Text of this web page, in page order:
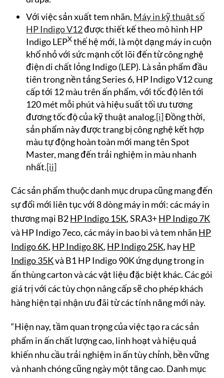
Với việc sản xuất tem nhãn, Máy in kỹ thuật số
HP Indigo V12được thiết kế theo mô hình HP
Indigo LEPXthế hệ mới, là một dạng máy in cuộn
khổ nhỏ với sức mạnh cốt lõi đến từ công nghệ
điện di chất lỏng Indigo (LEP). Là sản phẩm đầu
tiên trong nền tảng Series 6, HP Indigo V12 cung
cấp tới 12 màu trên ấn phẩm, với tốc độ lên tới
120 mét mỗi phút và hiệu suất tối ưu tương
đương tốc độ của kỹ thuật analog.[i]Đồng thời,
sản phẩm này được trang bị công nghệ kết hợp
màu tự động hoàn toàn mới mang tên Spot
Master, mang đến trải nghiệm in màu nhanh
nhất.[ii]
Các sản phẩm thuộc danh mục drupa cũng mang đến
sự đổi mới liên tục với 8 dòng máy in mới: các máy in
thương mại B2HP Indigo 15K, SRA3+HP Indigo 7K
và HP Indigo 7eco, các máy in bao bì và tem nhãn HP
Indigo 6K, HP Indigo 8K, HP Indigo 25K, hayHP
Indigo 35Kvà B1 HP Indigo 90K ứng dụng trong in
ấn thùng carton và các vật liệu đặc biệt khác. Các gói
giá trị với các tùy chọn nâng cấp sẽ cho phép khách
hàng hiện tại nhận ưu đãi từ các tính năng mới này.
“Hiện nay, tầm quan trọng của việc tạo ra các sản
phẩm in ấn chất lượng cao, linh hoạt và hiệu quả
khiến nhu cầu trải nghiệm in ấn tùy chỉnh, bền vững
và nhanh chóng cũng ngày một tăng cao. Danh mục